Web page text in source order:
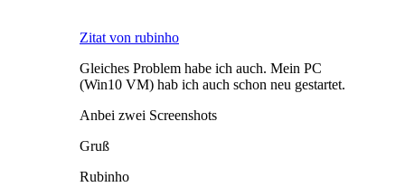
Zitat von rubinho
Gleiches Problem habe ich auch. Mein PC
(Win10 VM) hab ich auch schon neu gestartet.
Anbei zwei Screenshots
Gruß
Rubinho